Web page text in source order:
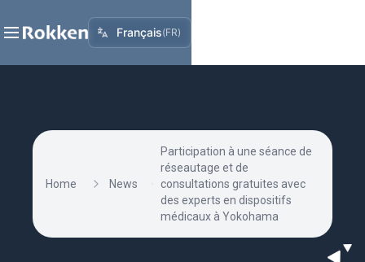
Français(FR)
Home News
Participation à une séance de
réseautage et de
consultations gratuites avec
des experts en dispositifs
médicaux à Yokohama